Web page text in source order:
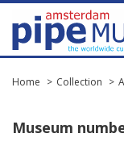
Home Collection
Museum